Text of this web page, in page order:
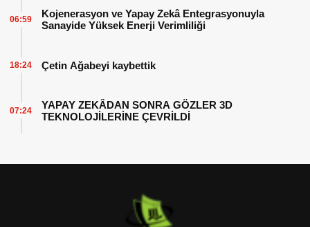
Kojenerasyon ve Yapay Zekâ Entegrasyonuyla
Sanayide Yüksek Enerji Verimliliği
06:59
Çetin Ağabeyi kaybettik
18:24
YAPAY ZEKÂDAN SONRA GÖZLER 3D
TEKNOLOJİLERİNE ÇEVRİLDİ
07:24